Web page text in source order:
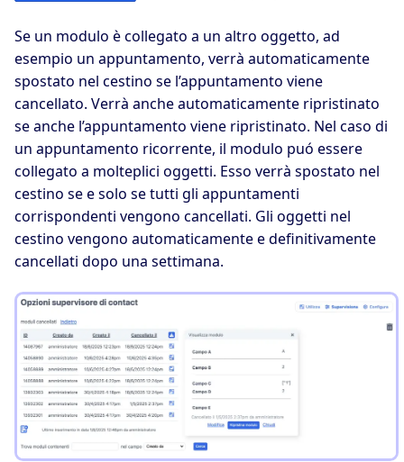
Se un modulo è collegato a un altro oggetto, ad
esempio un appuntamento, verrà automaticamente
spostato nel cestino se l’appuntamento viene
cancellato. Verrà anche automaticamente ripristinato
se anche l’appuntamento viene ripristinato. Nel caso di
un appuntamento ricorrente, il modulo puó essere
collegato a molteplici oggetti. Esso verrà spostato nel
cestino se e solo se tutti gli appuntamenti
corrispondenti vengono cancellati. Gli oggetti nel
cestino vengono automaticamente e definitivamente
cancellati dopo una settimana.